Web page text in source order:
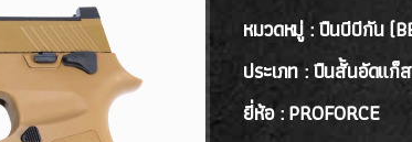
หมวดหมู่ : ปืนบีบีกัน
ประเภท : ปืนสั้นอัดแก็
ยี่ห้อ : PROFORCE